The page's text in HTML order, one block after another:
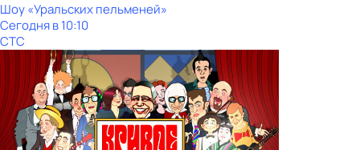
Шоy «Уральских пeльменей»
Сегодня в 10:10
СТС